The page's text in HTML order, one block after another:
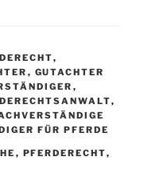
,
, GUTACHTER
,
,
FÜR PFERDE
, PFERDERECHT,